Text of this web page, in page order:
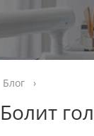
Блог ›
Болит